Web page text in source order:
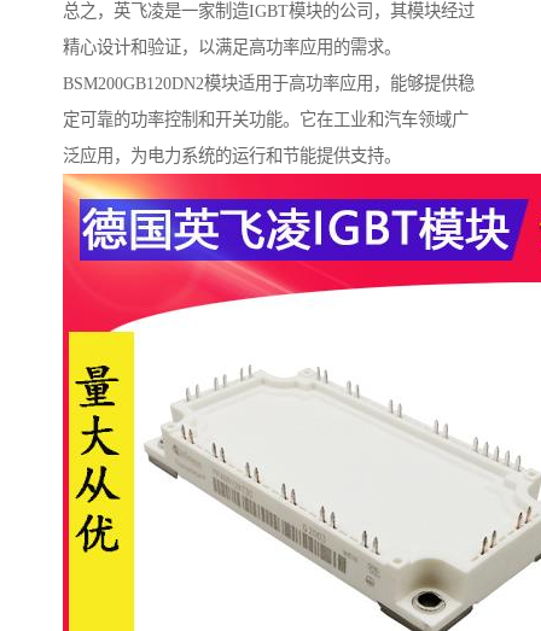
总之，英飞凌是一家制造IGBT模块的公司，其模块经过
精心设计和验证，以满足高功率应用的需求。
BSM200GB120DN2模块适用于高功率应用，能够提供稳
定可靠的功率控制和开关功能。它在工业和汽车领域广
泛应用，为电力系统的运行和节能提供支持。